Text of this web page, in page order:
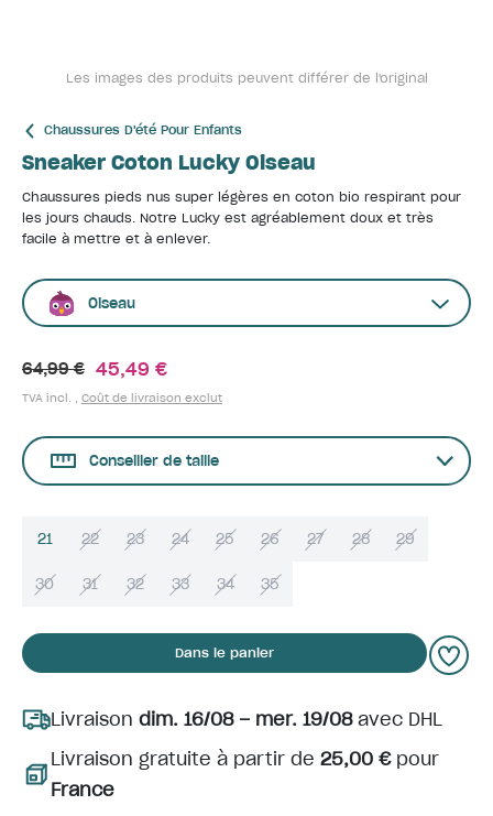
Les images des produits peuvent différer de l'original
Chaussures D'été Pour Enfants
Sneaker Coton Lucky Oiseau
Chaussures pieds nus super légères en coton bio respirant pour
les jours chauds. Notre Lucky est agréablement doux et très
facile à mettre et à enlever.
Oiseau
64,99 € 45,49 €
TVA incl. , Coût de livraison exclut
Conseiller de taille
21 22 23 24 25 26 27 28 29
30 31 32 33 34 35
Dans le panier
Livraison dim. 16/08 – mer. 19/08avec DHL
Livraison gratuite à partir de 25,00 €pour
France